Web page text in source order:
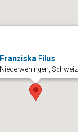
Franziska Filus
Niederweningen, Schweiz